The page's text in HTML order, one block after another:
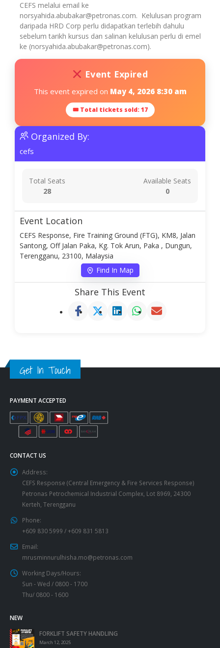
CEFS melalui email ke
norsyahida.abubakar@petronas.com. Kelulusan program
daripada HRD Corp perlu didapatkan terlebih dahulu
sebelum tarikh kursus dan salinan kelulusan perlu di emel
ke (norsyahida.abubakar@petronas.com).
Event Expired
This event expired on May 4, 2026 8:30 am
🎟 Total tickets sold: 17
Organized By:
cefs
Total Seats
28
Available Seats
0
Event Location
CEFS Response, Fire Training Ground (FTG), KM8, Jalan
Santong, Off Jalan Paka, Kg. Tok Arun, Paka , Dungun,
Terengganu, 23100, Malaysia
Find In Map
Share This Event
Get In Touch
PAYMENT ACCEPTED
CONTACT US
Address:
CEFS Response (Central Emergency & Fire Services Response)
Petronas Petrochemical Industrial Complex, Lot 8969, 24300
Kerteh, Terengganu
Phone:
+609 830 5999 / +609 831 5813
Email:
mrusminnurulhisha.mo@petronas.com
Working Days/Hours:
Sun - Wed / 0800 - 1700
Thu/ 0800 - 1600
NEW
FORKLIFT SAFETY HANDLING
March 12, 2025